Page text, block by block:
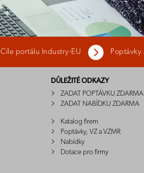
Cíle portálu Industry-EU Poptávky
DŮLEŽITÉ ODKAZY
ZADAT POPTÁVKU ZDARMA
ZADAT NABÍDKU ZDARMA
Katalog firem
Poptávky, VZ a VZMR
Nabídky
Dotace pro firmy